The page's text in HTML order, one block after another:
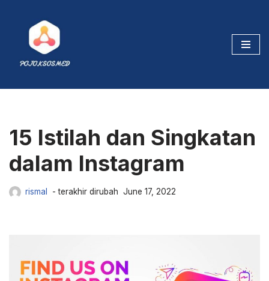
content
15 Istilah dan Singkatan
dalam Instagram
rismal June 17, 2022